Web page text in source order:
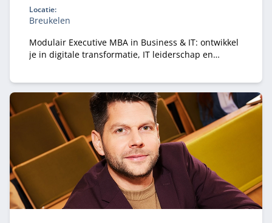
Locatie:
Breukelen
Modulair Executive MBA in Business & IT: ontwikkel
je in digitale transformatie, IT leiderschap en